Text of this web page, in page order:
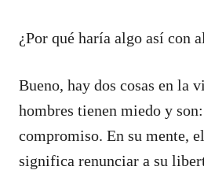
¿Por qué haría algo así con
Bueno, hay dos cosas en la
hombres tienen miedo y
compromiso. En su mente,
significa renunciar a su